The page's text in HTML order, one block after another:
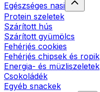
Egészséges nasi
Protein szeletek
Szárított hús
Szárított gyümölcs
Fehérjés cookies
Fehérjés chipsek és ropik
Energia- és müzliszeletek
Csokoládék
Egyéb snackek